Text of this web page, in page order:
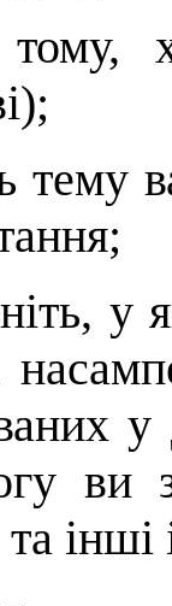
тому,
тему
у
ви